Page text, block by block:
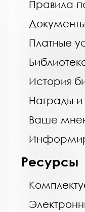
Правила
Документы
Платные
История
Награды и
Ваше
Ресурсы
Кандалакшская
библиотечная
МБУ
Почтовый
Город:
Кандалакша
Первомайская,
Телефон:
8 (81533) 9-21-
www: